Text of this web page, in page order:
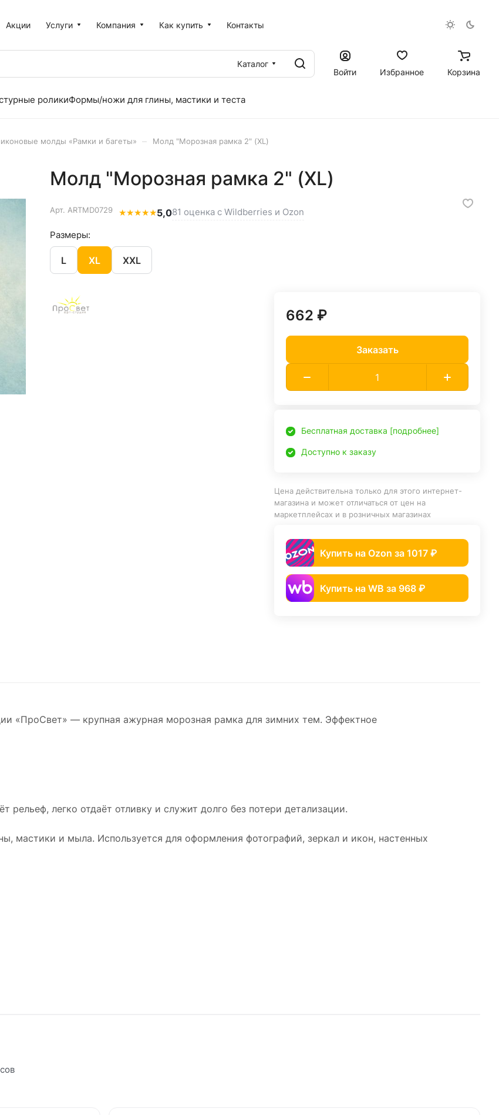
Акции Услуги Компания Как купить Контакты
Каталог
Войти
Избранное Корзина
роликиФормы/ножи для глины, мастики и теста
молды «Рамки и багеты» Молд "Морозная рамка 2" (XL)
Молд "Морозная рамка 2" (XL)
Арт. ARTMD0729 ★★★★★5,081 оценка с Wildberries и Ozon
Размеры:
L XL XXL
662 ₽
Заказать
Бесплатная доставка [подробнее]
Доступно к заказу
Цена действительна только для этого интернет-
магазина и может отличаться от цен на
маркетплейсах и в розничных магазинах
Купить на Ozon за 1017 ₽
Купить на WB за 968 ₽
«ПроСвет» — крупная ажурная морозная рамка для зимних тем. Эффектное
рельеф, легко отдаёт отливку и служит долго без потери детализации.
мастики и мыла. Используется для оформления фотографий, зеркал и икон, настенных